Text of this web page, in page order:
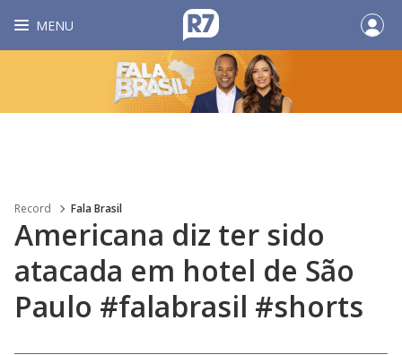
MENU
Record Fala Brasil
Americana diz ter sido
atacada em hotel de São
Paulo #falabrasil #shorts